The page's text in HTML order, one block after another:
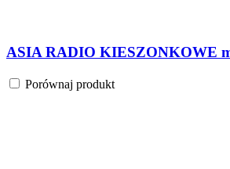
ASIA RADIO KIESZONKOWE
Porównaj produkt